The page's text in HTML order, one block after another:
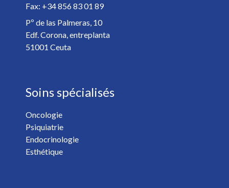
Détails de votre rendez-vous *
Vous voulez recevoir les nouvelles de HC Hospitales? *
Oui
Non
Fax: +34 856 83 01 89
Pº de las Palmeras, 10
Edf. Corona, entreplanta
51001 Ceuta
Soins spécialisés
Oncologie
Psiquiatrie
Endocrinologie
Esthétique